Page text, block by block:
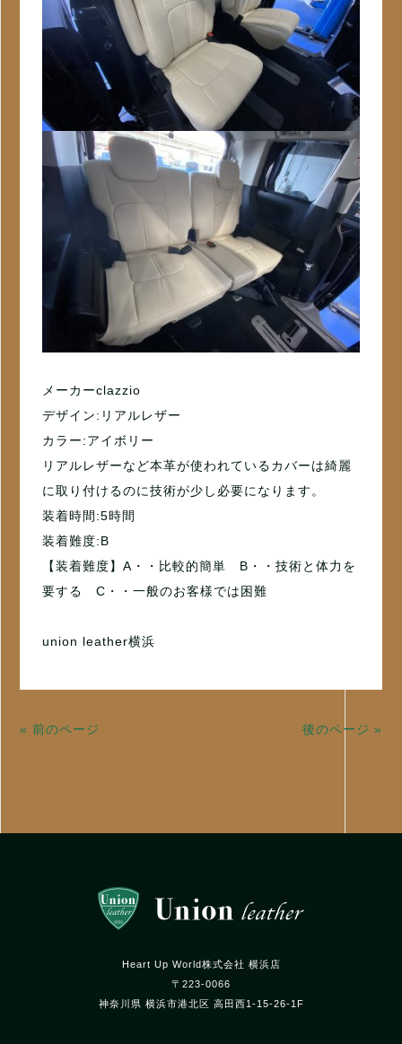
メーカーclazzio
デザイン:リアルレザー
カラー:アイボリー
リアルレザーなど本革が使われているカバーは綺麗
に取り付けるのに技術が少し必要になります。
装着時間:5時間
装着難度:B
【装着難度】A・・比較的簡単 B・・技術と体力を
要する C・・一般のお客様では困難
union leather横浜
« 前のページ 後のページ »
Heart Up World株式会社 横浜店
〒223-0066
神奈川県 横浜市港北区 高田西1-15-26-1F